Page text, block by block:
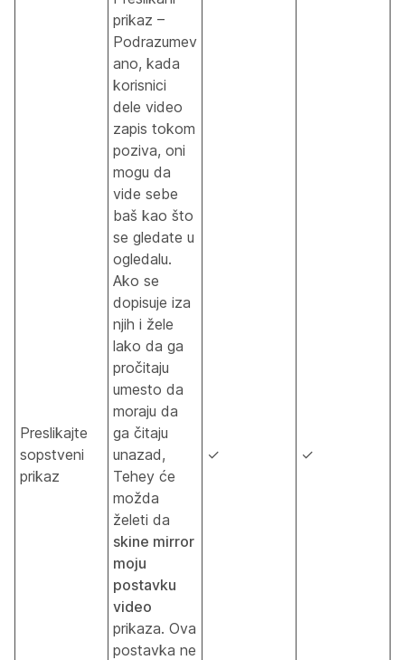
Preslikajte
sopstveni
prikaz
prikaz –
Podrazumev
ano, kada
korisnici
dele video
zapis tokom
poziva, oni
mogu da
vide sebe
baš kao što
se gledate u
ogledalu.
Ako se
dopisuje iza
njih i žele
lako da ga
pročitaju
umesto da
moraju da
ga čitaju
unazad,
Tehey će
možda
želeti da
skine mirror
moju
postavku
video
prikaza. Ova
postavka ne
✓ ✓